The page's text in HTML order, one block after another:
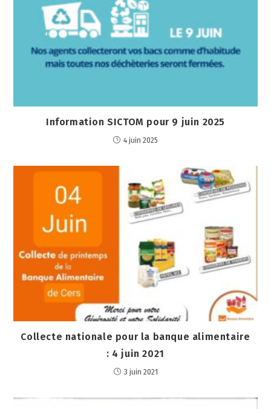
Information SICTOM pour 9 juin 2025
4 juin 2025
Collecte nationale pour la banque alimentaire
: 4 juin 2021
3 juin 2021